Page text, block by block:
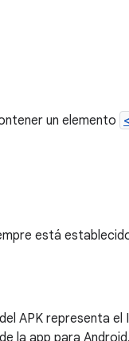
un elemento
está
APK representa el
la app para